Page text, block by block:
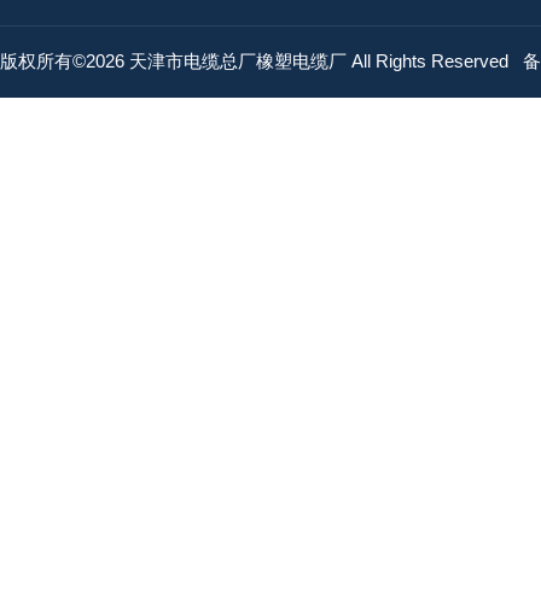
版权所有©2026 天津市电缆总厂橡塑电缆厂 All Rights Reserved